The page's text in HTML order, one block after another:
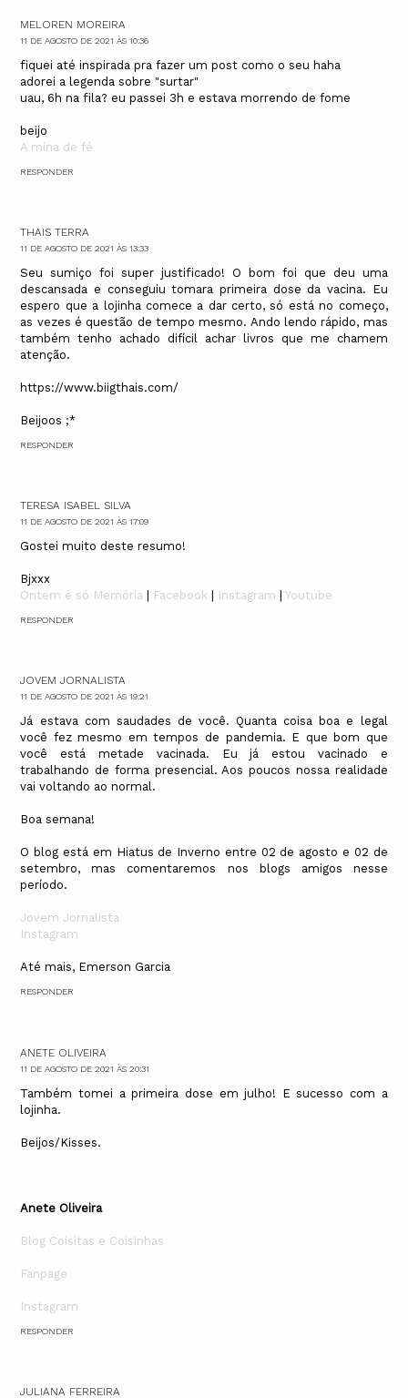
MELOREN MOREIRA
11 DE AGOSTO DE 2021 ÀS 10:36
fiquei até inspirada pra fazer um post como o seu haha
adorei a legenda sobre "surtar"
uau, 6h na fila? eu passei 3h e estava morrendo de fome
beijo
A mina de fé
RESPONDER
THAIS TERRA
11 DE AGOSTO DE 2021 ÀS 13:33
Seu sumiço foi super justificado! O bom foi que deu uma
descansada e conseguiu tomara primeira dose da vacina. Eu
espero que a lojinha comece a dar certo, só está no começo,
as vezes é questão de tempo mesmo. Ando lendo rápido, mas
também tenho achado difícil achar livros que me chamem
atenção.
https://www.biigthais.com/
Beijoos ;*
RESPONDER
TERESA ISABEL SILVA
11 DE AGOSTO DE 2021 ÀS 17:09
Gostei muito deste resumo!
Bjxxx
Ontem é só Memória
Facebook Instagram |Youtube
RESPONDER
JOVEM JORNALISTA
11 DE AGOSTO DE 2021 ÀS 19:21
Já estava com saudades de você. Quanta coisa boa e legal
você fez mesmo em tempos de pandemia. E que bom que
você está metade vacinada. Eu já estou vacinado e
trabalhando de forma presencial. Aos poucos nossa realidade
vai voltando ao normal.
Boa semana!
O blog está em Hiatus de Inverno entre 02 de agosto e 02 de
setembro, mas comentaremos nos blogs amigos nesse
período.
Jovem Jornalista
Instagram
Até mais, Emerson Garcia
RESPONDER
ANETE OLIVEIRA
11 DE AGOSTO DE 2021 ÀS 20:31
Também tomei a primeira dose em julho! E sucesso com a
lojinha.
Beijos/Kisses.
Anete Oliveira
Blog Coisitas e Coisinhas
Fanpage
Instagram
RESPONDER
JULIANA FERREIRA